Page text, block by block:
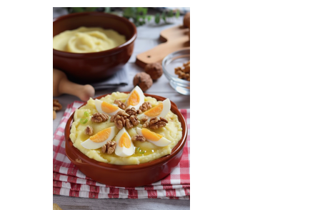
CONTACTO
SOBRE MÍ
¿TE GUSTARÍA UNIRTE A NUESTRA AVENTURA GASTRON
ÓMICA?
ÚNETE A LA NEWSLETTER
RECOMENDACIONES